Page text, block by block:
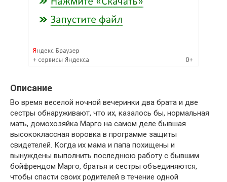
Описание
Во время веселой ночной вечеринки два брата и две
сестры обнаруживают, что их, казалось бы, нормальная
мать, домохозяйка Марго на самом деле бывшая
высококлассная воровка в программе защиты
свидетелей. Когда их мама и папа похищены и
вынуждены выполнить последнюю работу с бывшим
бойфрендом Марго, братья и сестры объединяются,
чтобы спасти своих родителей в течение одной